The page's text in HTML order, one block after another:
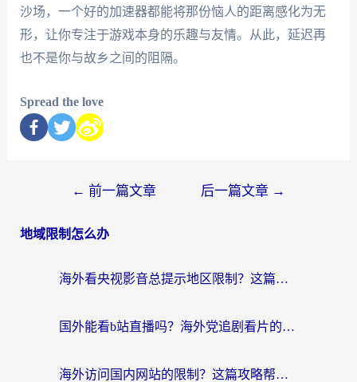
沙场，一个好的加速器都能将那份恼人的距离感化为无
形，让你专注于游戏本身的乐趣与友情。从此，延迟再
也不是你与故乡之间的阻隔。
Spread the love
← 前一篇文章 后一篇文章 →
地域限制怎么办
海外看央视影音总提示地区限制？这篇教你选对回国加速器，流畅追剧不踩坑
国外能看b站直播吗？海外党追剧看片的终极解决方案来了
海外访问国内网站的限制？这篇攻略帮你无缝解锁12306、12123和国内影音